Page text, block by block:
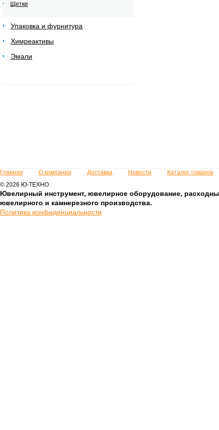
Щетки
Упаковка и фурнитура
Химреактивы
Эмали
Главная О компании Доставка Новости
Каталог товаров
© 2026 Ю-ТЕХНО
Ювелирный инструмент, ювелирное оборудование,
ювелирного и камнерезного производства.
Политика конфиденциальности